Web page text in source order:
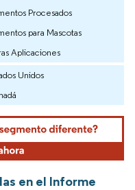
Procesados
para Mascotas
Aplicaciones
Unidos
en el Informe